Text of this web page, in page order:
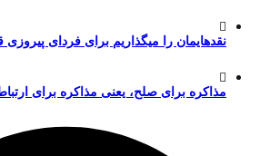
نقدهایمان را میگذاریم برای فردای
مذاکره برای صلح، یعنی مذاکره برای